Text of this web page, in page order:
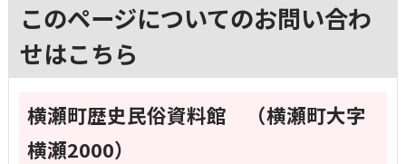
このページについてのお問い合わ
せはこちら
横瀬町歴史民俗資料館 （横瀬町大字
横瀬2000）